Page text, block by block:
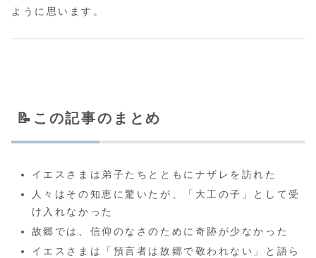
ように思います。
📝この記事のまとめ
イエスさまは弟子たちとともにナザレを訪れた
人々はその知恵に驚いたが、「大工の子」として受
け入れなかった
故郷では、信仰のなさのために奇跡が少なかった
イエスさまは「預言者は故郷で敬われない」と語ら